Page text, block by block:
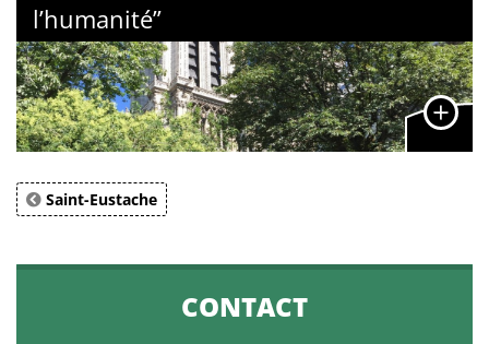
l’humanité”
Saint-Eustache
CONTACT